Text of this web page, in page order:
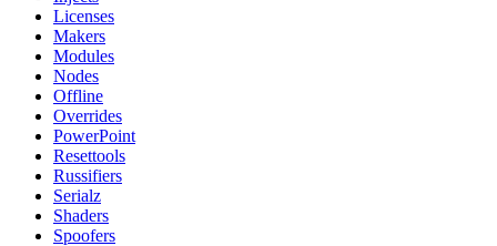
Licenses
Makers
Modules
Nodes
Offline
Overrides
PowerPoint
Resettools
Russifiers
Serialz
Shaders
Spoofers